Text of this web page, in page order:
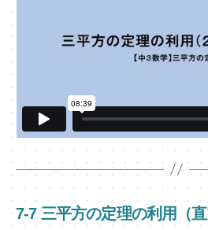
7-7 三平方の定理の利用（